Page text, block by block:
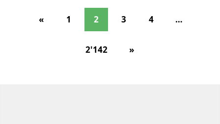
« 1 2 3 4 …
2'142 »